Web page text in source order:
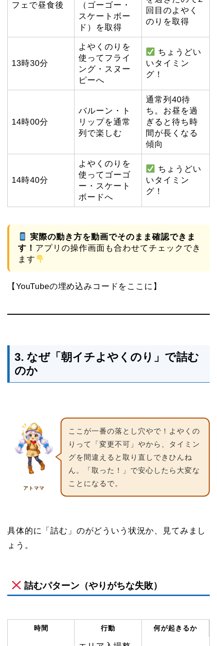
フェで昼食後
（ゴーゴー・
スケートボー
ド）を取得
回目のよやく
のりを取得
13時30分
よやくのりを
使ってフライ
ング・スヌー
ピーへ
ちょうどい
いタイミン
グ！
14時00分
バルーン・ト
リップを通常
列で楽しむ
通常列40待
ち。お昼を過
ぎると待ち時
間が長くなる
傾向
14時40分
よやくのりを
使ってゴーゴ
ー・スケート
ボードへ
ちょうどい
いタイミン
グ！
実際の動き方を動画でそのまま確認できま
す！ アプリの操作画面も合わせてチェックでき
ます
【YouTubeの埋め込みコードをここに】
3. なぜ「朝イチよやくのり」で詰む
のか
アトママ
ここが一番の落とし穴やで！よやくの
りって「変更不可」やから、タイミン
グを間違えると取り直しできひんね
ん。「取った！」で安心したら大変な
ことになるで。
具体的に「詰む」のがどういう状況か、見てみまし
ょう。
詰むパターン（やりがちな失敗）
時間 行動 何が起きるか